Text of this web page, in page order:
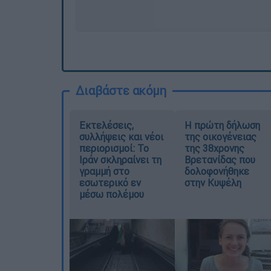
Διαβάστε ακόμη
Εκτελέσεις,
συλλήψεις και νέοι
περιορισμοί: Το
Ιράν σκληραίνει τη
γραμμή στο
εσωτερικό εν
μέσω πολέμου
Η πρώτη δήλωση
της οικογένειας
της 38χρονης
Βρετανίδας που
δολοφονήθηκε
στην Κυψέλη